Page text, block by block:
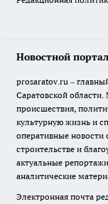
Новостной
prosaratov.ru –
Саратовской
происшествия,
культурную жизнь и
оперативные новости
строительстве и
актуальные
аналитические
Электронная почта